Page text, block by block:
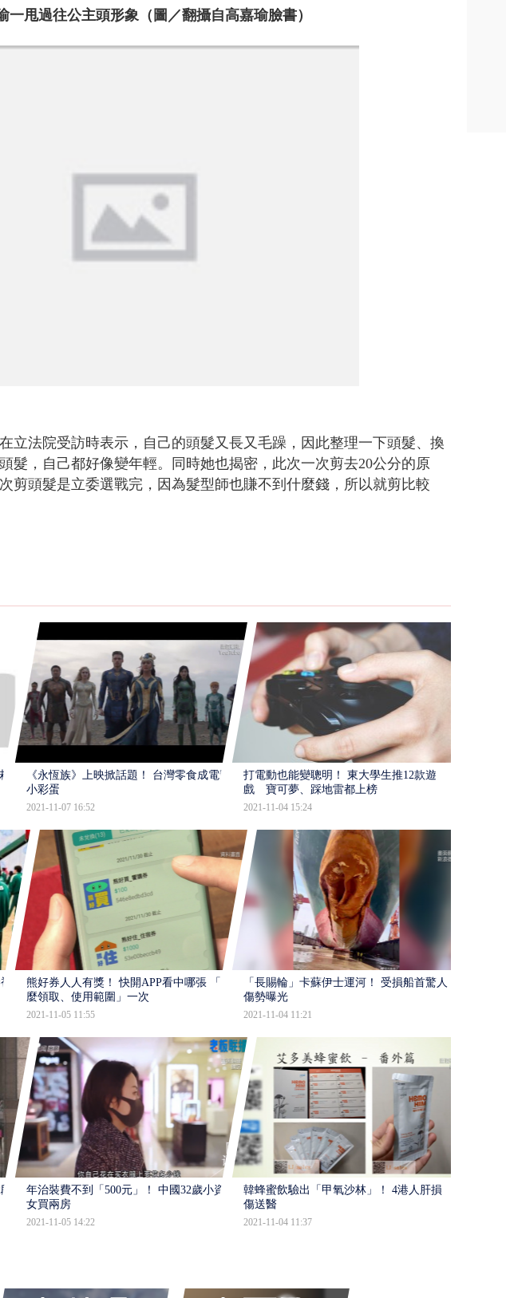
一甩過往公主頭形象 （圖／翻攝自高嘉瑜臉書）
立法院受訪時表示，自己的頭髮又長又毛躁，因此整理一下頭髮、換
髮，自己都好像變年輕。同時她也揭密，此次一次剪去20公分的原
剪頭髮是立委選戰完，因為髮型師也賺不到什麼錢，所以就剪比較
《永恆族》上映掀話題！ 台灣零食成電影
小彩蛋
2021-11-07 16:52
打電動也能變聰明！ 東大學生推12款遊
戲 寶可夢、踩地雷都上榜
2021-11-04 15:24
熊好券人人有獎！ 快開APP看中哪張 「怎
麼領取、使用範圍」一次
2021-11-05 11:55
「長賜輪」卡蘇伊士運河！ 受損船首驚人
傷勢曝光
2021-11-04 11:21
年治裝費不到「500元」！ 中國32歲小資
女買兩房
2021-11-05 14:22
韓蜂蜜飲驗出「甲氧沙林」！ 4港人肝損
傷送醫
2021-11-04 11:37